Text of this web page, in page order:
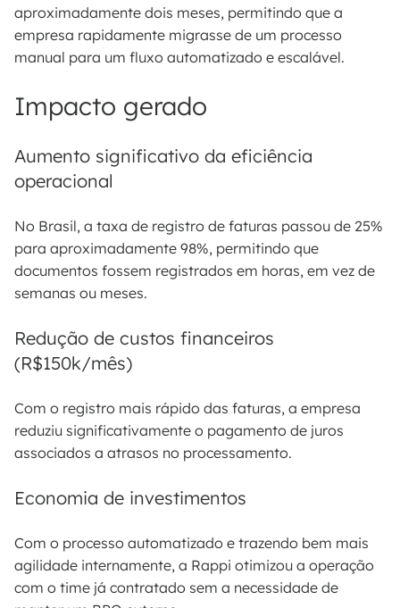
aproximadamente dois meses, permitindo que a
empresa rapidamente migrasse de um processo
manual para um fluxo automatizado e escalável.
Impacto gerado
Aumento significativo da eficiência
operacional
No Brasil, a taxa de registro de faturas passou de 25%
para aproximadamente 98%, permitindo que
documentos fossem registrados em horas, em vez de
semanas ou meses.
Redução de custos financeiros
(R$150k/mês)
Com o registro mais rápido das faturas, a empresa
reduziu significativamente o pagamento de juros
associados a atrasos no processamento.
Economia de investimentos
Com o processo automatizado e trazendo bem mais
agilidade internamente, a Rappi otimizou a operação
com o time já contratado sem a necessidade de